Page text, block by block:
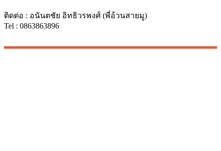
ติดต่อ : อนันตชัย อิทธิวรพงศ์ (พี่อ้วนสายมู)
Tel : 0863863896